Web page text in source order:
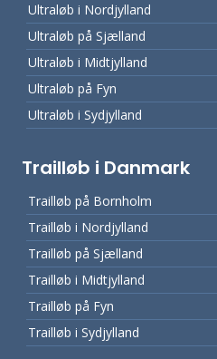
Ultraløb i Nordjylland
Ultraløb på Sjælland
Ultraløb i Midtjylland
Ultraløb på Fyn
Ultraløb i Sydjylland
Trailløb i Danmark
Trailløb på Bornholm
Trailløb i Nordjylland
Trailløb på Sjælland
Trailløb i Midtjylland
Trailløb på Fyn
Trailløb i Sydjylland